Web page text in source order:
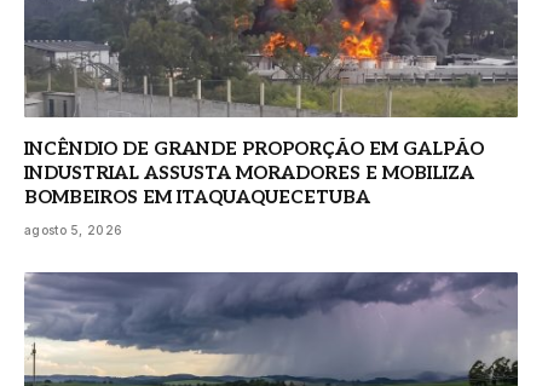
INCÊNDIO DE GRANDE PROPORÇÃO EM GALPÃO
INDUSTRIAL ASSUSTA MORADORES E MOBILIZA
BOMBEIROS EM ITAQUAQUECETUBA
agosto 5, 2026